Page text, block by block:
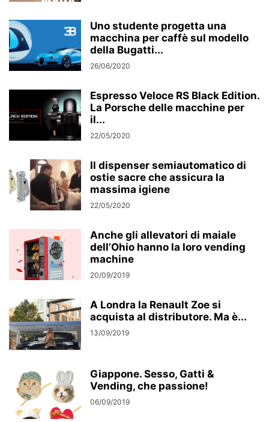
Uno studente progetta una
macchina per caffè sul modello
della Bugatti...
26/06/2020
Espresso Veloce RS Black Edition.
La Porsche delle macchine per
il...
22/05/2020
Il dispenser semiautomatico di
ostie sacre che assicura la
massima igiene
22/05/2020
Anche gli allevatori di maiale
dell’Ohio hanno la loro vending
machine
20/09/2019
A Londra la Renault Zoe si
acquista al distributore. Ma è...
13/09/2019
Giappone. Sesso, Gatti &
Vending, che passione!
06/09/2019